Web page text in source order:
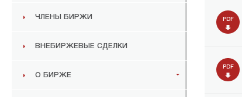
ЧЛЕНЫ БИРЖИ
ВНЕБИРЖЕВЫЕ СДЕЛКИ
О БИРЖЕ
PDF
PDF